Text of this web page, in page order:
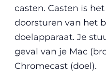
casten. Casten is
doorsturen van het
doelapparaat. Je
geval van je Mac
Chromecast (doel).